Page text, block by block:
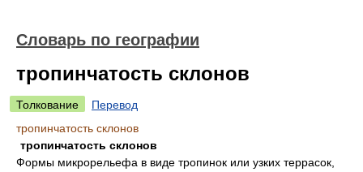
Словарь по географии
тропинчатость склонов
Толкование
Перевод
тропинчатость склонов
тропинчатость склонов
Формы микрорельефа в виде тропинок или узких террасок,